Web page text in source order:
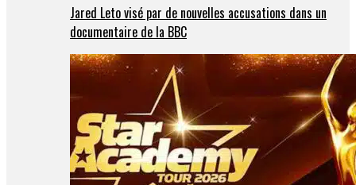
Jared Leto visé par de nouvelles accusations dans un
documentaire de la BBC